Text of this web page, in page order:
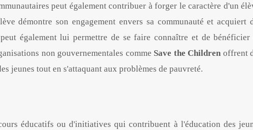
peut également contribuer à forger le caractère d'un
démontre son engagement envers sa communauté et acquiert
également lui permettre de se faire connaître et de bénéficier
non gouvernementales comme Save the Children offrent
jeunes tout en s'attaquant aux problèmes de pauvreté.
éducatifs ou d'initiatives qui contribuent à l'éducation des